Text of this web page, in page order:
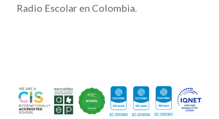
Radio Escolar en Colombia.